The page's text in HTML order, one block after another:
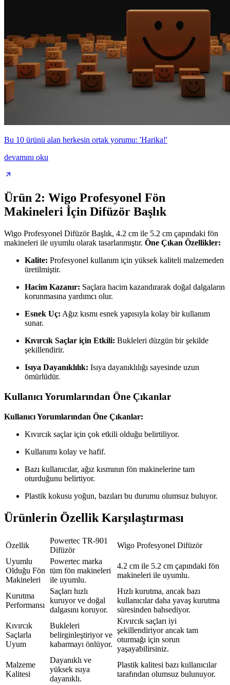
Bu 10 ürünü alan herkesin ortak yorumu: 'Harika!'
devamını oku
Ürün 2: Wigo Profesyonel Fön
Makineleri İçin Difüzör Başlık
Wigo Profesyonel Difüzör Başlık, 4.2 cm ile 5.2 cm çapındaki fön
makineleri ile uyumlu olarak tasarlanmıştır. Öne Çıkan Özellikler:
Kalite: Profesyonel kullanım için yüksek kaliteli malzemeden
üretilmiştir.
Hacim Kazanır: Saçlara hacim kazandırarak doğal dalgaların
korunmasına yardımcı olur.
Esnek Uç: Ağız kısmı esnek yapısıyla kolay bir kullanım
sunar.
Kıvırcık Saçlar için Etkili: Bukleleri düzgün bir şekilde
şekillendirir.
Isıya Dayanıklılık: Isıya dayanıklılığı sayesinde uzun
ömürlüdür.
Kullanıcı Yorumlarından Öne Çıkanlar
Kullanıcı Yorumlarından Öne Çıkanlar:
Kıvırcık saçlar için çok etkili olduğu belirtiliyor.
Kullanımı kolay ve hafif.
Bazı kullanıcılar, ağız kısmının fön makinelerine tam
oturduğunu belirtiyor.
Plastik kokusu yoğun, bazıları bu durumu olumsuz buluyor.
Ürünlerin Özellik Karşılaştırması
Özellik
Powertec TR-901
Difüzör
Wigo Profesyonel Difüzör
Uyumlu
Olduğu Fön
Makineleri
Powertec marka
tüm fön makineleri
ile uyumlu.
4.2 cm ile 5.2 cm çapındaki fön
makineleri ile uyumlu.
Kurutma
Performansı
Saçları hızlı
kuruyor ve doğal
dalgasını koruyor.
Hızlı kurutma, ancak bazı
kullanıcılar daha yavaş kurutma
süresinden bahsediyor.
Kıvırcık
Saçlarla
Uyum
Bukleleri
belirginleştiriyor ve
kabarmayı önlüyor.
Kıvırcık saçları iyi
şekillendiriyor ancak tam
oturmağı için sorun
yaşayabilirsiniz.
Malzeme
Kalitesi
Dayanıklı ve
yüksek ısıya
dayanıklı.
Plastik kalitesi bazı kullanıcılar
tarafından olumsuz bulunuyor.